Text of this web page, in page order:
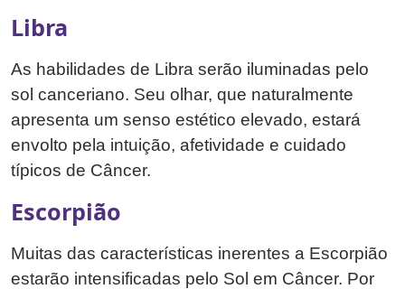
Libra
As habilidades de Libra serão iluminadas pelo
sol canceriano. Seu olhar, que naturalmente
apresenta um senso estético elevado, estará
envolto pela intuição, afetividade e cuidado
típicos de Câncer.
Escorpião
Muitas das características inerentes a Escorpião
estarão intensificadas pelo Sol em Câncer. Por